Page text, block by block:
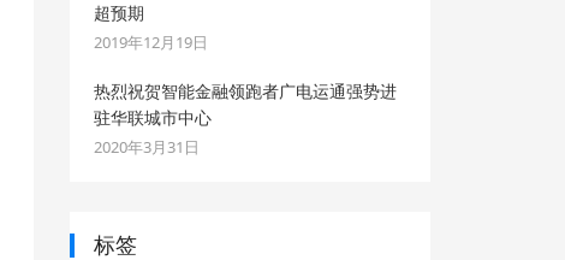
超预期
2019年12月19日
热烈祝贺智能金融领跑者广电运通强势进
驻华联城市中心
2020年3月31日
标签